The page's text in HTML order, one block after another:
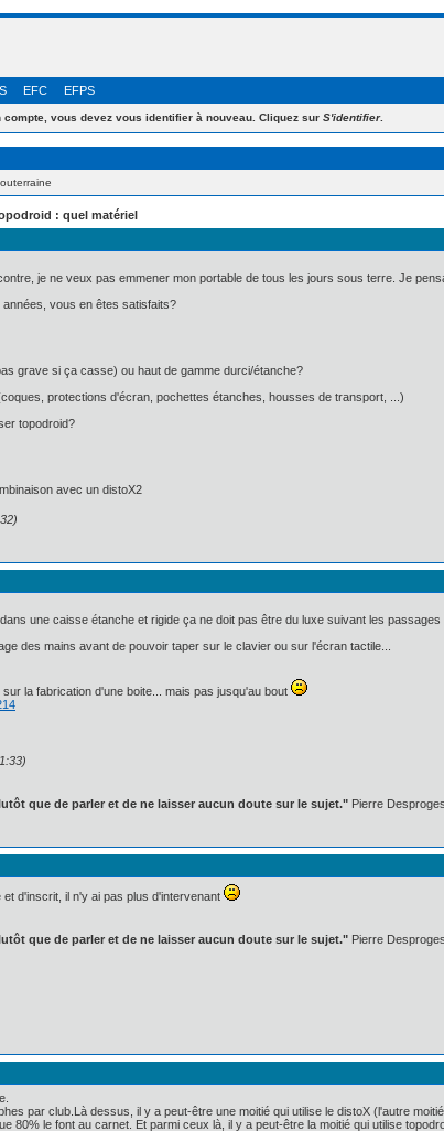
EFC EFPS
vous devez vous identifier à nouveau. Cliquez sur S'identifier.
: quel matériel
je ne veux pas emmener mon portable de tous les jours sous terre. Je
vous en êtes satisfaits?
grave si ça casse) ou haut de gamme durci/étanche?
protections d'écran, pochettes étanches, housses de transport, ...)
topodroid?
avec un distoX2
une caisse étanche et rigide ça ne doit pas être du luxe suivant les
des mains avant de pouvoir taper sur le clavier ou sur l'écran tactile...
la fabrication d'une boite... mais pas jusqu'au bout
que de parler et de ne laisser aucun doute sur le sujet." Pierre Desproges
d'inscrit, il n'y ai pas plus d'intervenant
que de parler et de ne laisser aucun doute sur le sujet." Pierre Desproges
par club.Là dessus, il y a peut-être une moitié qui utilise le distoX (l'autre
80% le font au carnet. Et parmi ceux là, il y a peut-être la moitié qui utilise